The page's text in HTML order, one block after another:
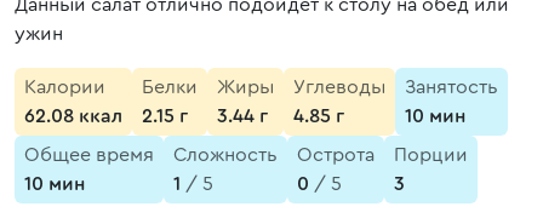
Данный салат отлично подойдет к столу на обед или
ужин
Калории
62.08 ккал
Белки
2.15 г
Жиры
3.44 г
Углеводы
4.85 г
Занятость
10 мин
Общее время
10 мин
Сложность
1 / 5
Острота
0 / 5
Порции
3